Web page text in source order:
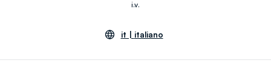
i.v.
it | italiano